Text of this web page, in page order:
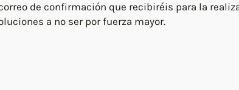
de confirmación que recibiréis para la
a no ser por fuerza mayor.